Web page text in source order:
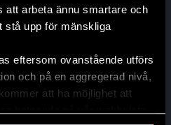
att arbeta ännu smartare och
stå upp för mänskliga
eftersom ovanstående utförs
och på en aggregerad nivå,
att ha möjlighet att